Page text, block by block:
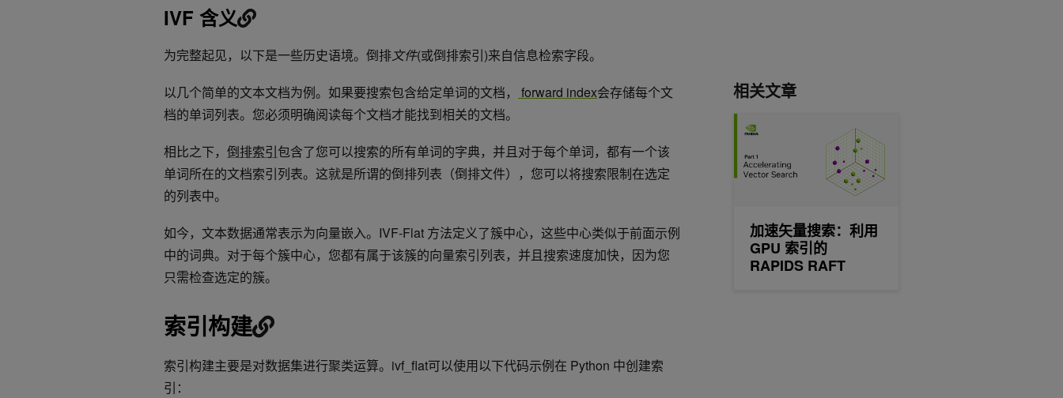
IVF 含义
为完整起见，以下是一些历史语境。 倒排文件(或倒排索引)来自信息检索字段。
以几个简单的文本文档为例。如果要搜索包含给定单词的文档， forward index会存储每个文
档的单词列表。您必须明确阅读每个文档才能找到相关的文档。
相比之下， 倒排索引包含了您可以搜索的所有单词的字典，并且对于每个单词，都有一个该
单词所在的文档索引列表。这就是所谓的倒排列表（倒排文件），您可以将搜索限制在选定
的列表中。
如今，文本数据通常表示为向量嵌入。IVF-Flat 方法定义了簇中心，这些中心类似于前面示例
中的词典。对于每个簇中心，您都有属于该簇的向量索引列表，并且搜索速度加快，因为您
只需检查选定的簇。
索引构建
索引构建主要是对数据集进行聚类运算。ivf_flat可以使用以下代码示例在 Python 中创建索
引：
相关文章
加速矢量搜索：利用
GPU 索引的
RAPIDS RAFT